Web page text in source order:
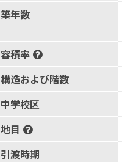
築年数
容積率
構造および階数
中学校区
地目
引渡時期